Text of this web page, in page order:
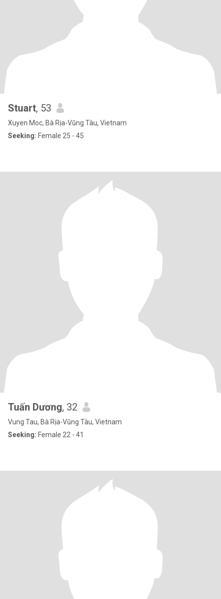
Stuart, 53
Xuyen Moc, Bà Rịa-Vũng Tàu, Vietnam
Seeking: Female 25 - 45
Tuấn Dương, 32
Vung Tau, Bà Rịa-Vũng Tàu, Vietnam
Seeking: Female 22 - 41